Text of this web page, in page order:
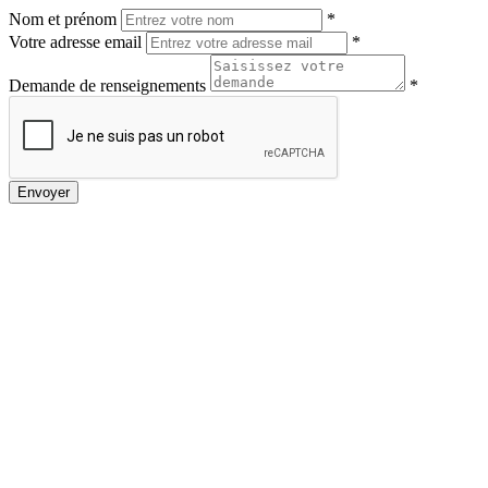
Nom et prénom
*
Votre adresse email
*
Demande de renseignements *
Envoyer